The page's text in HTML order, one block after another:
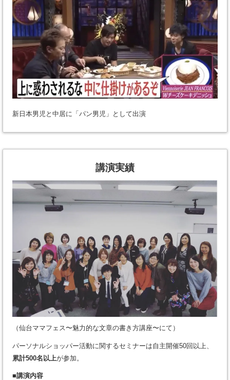
新日本男児と中居に「パン男児」として出演
講演実績
（仙台ママフェス〜魅力的な文章の書き方講座〜にて）
パーソナルショッパー活動に関するセミナーは自主開催50回以上、
累計500名以上が参加。
■講演内容